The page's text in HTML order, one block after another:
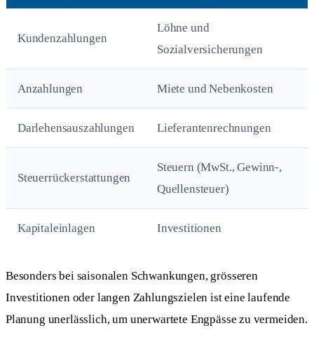
Kundenzahlungen
Löhne und
Sozialversicherungen
Anzahlungen Miete und Nebenkosten
Darlehensauszahlungen Lieferantenrechnungen
Steuerrückerstattungen
Steuern (MwSt., Gewinn-,
Quellensteuer)
Kapitaleinlagen Investitionen
Besonders bei saisonalen Schwankungen, grösseren
Investitionen oder langen Zahlungszielen ist eine laufende
Planung unerlässlich, um unerwartete Engpässe zu vermeiden.